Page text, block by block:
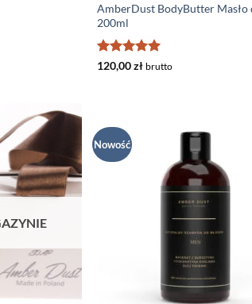
AmberDust BodyButter Masło
200ml
Oceniono5
120,00zł brutto
do listy
życzeń
Nowość